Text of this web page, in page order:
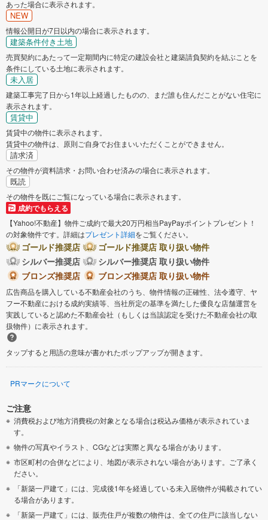
あった場合に表示されます。
NEW
情報公開日が7日以内の場合に表示されます。
建築条件付き土地
売買契約にあたって一定期間内に特定の建設会社と建築請負契約を結ぶことを
条件にしている土地に表示されます。
未入居
建築工事完了日から1年以上経過したものの、まだ誰も住んだことがない住宅に
表示されます。
賃貸中
賃貸中の物件に表示されます。
賃貸中の物件は、原則ご自身でお住まいいただくことができません。
請求済
その物件が資料請求・お問い合わせ済みの場合に表示されます。
既読
その物件を既にご覧になっている場合に表示されます。
成約でもらえる
【Yahoo!不動産】物件ご成約で最大20万円相当PayPayポイントプレゼント！
の対象物件です。詳細はプレゼント詳細をご覧ください。
ゴールド推奨店
ゴールド推奨店 取り扱い物件
シルバー推奨店
シルバー推奨店 取り扱い物件
ブロンズ推奨店
ブロンズ推奨店 取り扱い物件
広告商品を購入している不動産会社のうち、物件情報の正確性、法令遵守、ヤ
フー不動産における成約実績等、当社所定の基準を満たした優良な店舗運営を
実践していると認めた不動産会社（もしくは当該認定を受けた不動産会社の取
扱物件）に表示されます。
タップすると用語の意味が書かれたポップアップが開きます。
PRマークについて
ご注意
消費税および地方消費税の対象となる場合は税込み価格が表示されていま
す。
物件の写真やイラスト、CGなどは実際と異なる場合があります。
市区町村の合併などにより、地図が表示されない場合があります。ご了承く
ださい。
「新築一戸建て」には、完成後1年を経過している未入居物件が掲載されてい
る場合があります。
「新築一戸建て」には、販売住戸が複数の物件は、全ての住戸に該当しない